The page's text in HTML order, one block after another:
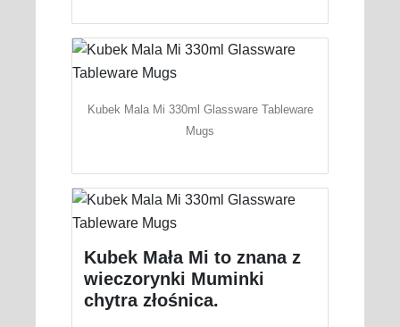
Kubek Mala Mi 330ml Glassware Tableware
Mugs
Kubek Mała Mi to znana z
wieczorynki Muminki
chytra złośnica.